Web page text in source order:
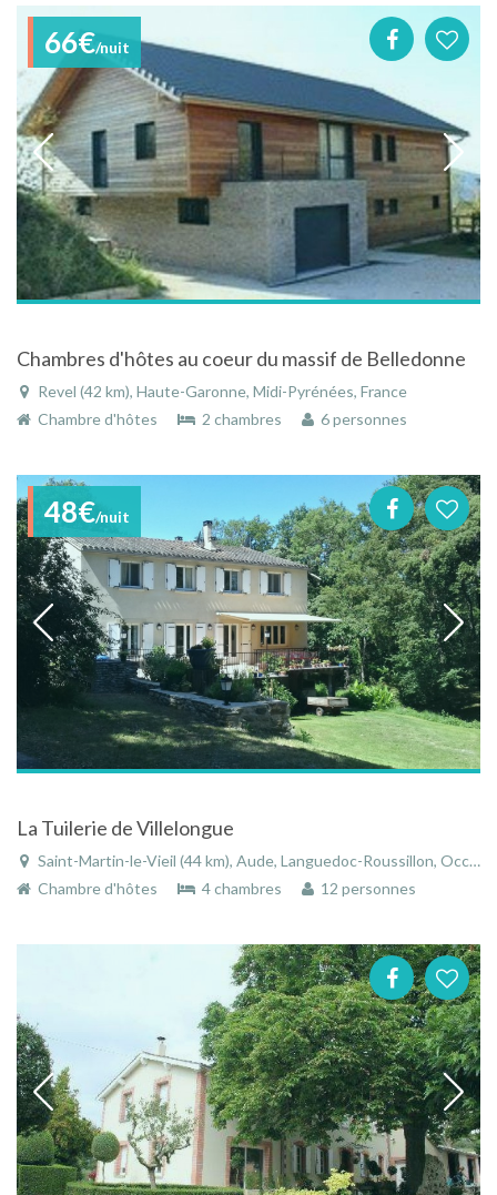
66€/nuit
Chambres d'hôtes au coeur du massif de Belledonne
Revel (42 km), Haute-Garonne, Midi-Pyrénées, France
Chambre d'hôtes
2 chambres 6 personnes
48€/nuit
La Tuilerie de Villelongue
Saint-Martin-le-Vieil (44 km), Aude, Languedoc-Roussillon, Occitanie, France
Chambre d'hôtes
4 chambres 12 personnes